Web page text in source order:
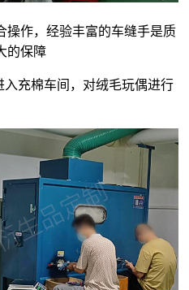
操作，经验丰富的车缝手是质
的保障
入充棉车间，对绒毛玩偶进行